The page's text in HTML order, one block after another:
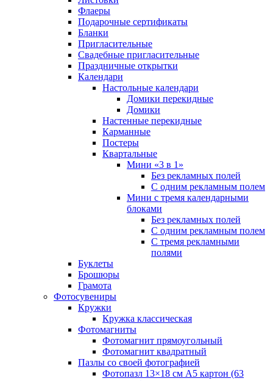
Флаеры
Подарочные сертификаты
Бланки
Пригласительные
Свадебные пригласительные
Праздничные открытки
Календари
Настольные календари
Домики перекидные
Домики
Настенные перекидные
Карманные
Постеры
Квартальные
Мини «3 в 1»
Без рекламных полей
С одним рекламным полем
Мини с тремя календарными
блоками
Без рекламных полей
С одним рекламным полем
С тремя рекламными
полями
Буклеты
Брошюры
Грамота
Фотосувениры
Кружки
Кружка классическая
Фотомагниты
Фотомагнит прямоугольный
Фотомагнит квадратный
Пазлы со своей фотографией
Фотопазл 13×18 см А5 картон (63